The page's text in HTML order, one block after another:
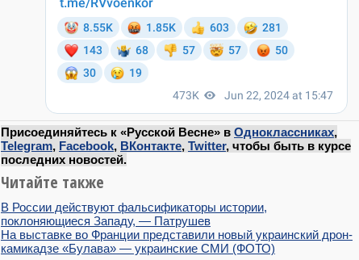
Присоединяйтесь к «Русской Весне» в Одноклассниках,
Telegram, Facebook, ВКонтакте, Twitter, чтобы быть в курсе
последних новостей.
Читайте также
В России действуют фальсификаторы истории,
поклоняющиеся Западу, — Патрушев
На выставке во Франции представили новый украинский дрон-
камикадзе «Булава» — украинские СМИ (ФОТО)